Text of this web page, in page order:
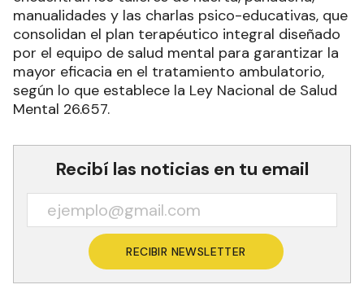
manualidades y las charlas psico-educativas, que
consolidan el plan terapéutico integral diseñado
por el equipo de salud mental para garantizar la
mayor eficacia en el tratamiento ambulatorio,
según lo que establece la Ley Nacional de Salud
Mental 26.657.
Recibí las noticias en tu email
RECIBIR NEWSLETTER